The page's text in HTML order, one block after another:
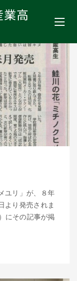
高
ユリ」が、８年
より発売されま
にその記事が掲